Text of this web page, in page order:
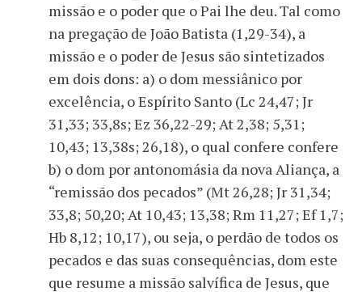
missão e o poder que o Pai lhe deu. Tal como
na pregação de João Batista (1,29-34), a
missão e o poder de Jesus são sintetizados
em dois dons: a) o dom messiânico por
excelência, o Espírito Santo (Lc 24,47; Jr
31,33; 33,8s; Ez 36,22-29; At 2,38; 5,31;
10,43; 13,38s; 26,18), o qual confere confere
b) o dom por antonomásia da nova Aliança, a
“remissão dos pecados” (Mt 26,28; Jr 31,34;
33,8; 50,20; At 10,43; 13,38; Rm 11,27; Ef 1,7;
Hb 8,12; 10,17), ou seja, o perdão de todos os
pecados e das suas consequências, dom este
que resume a missão salvífica de Jesus, que